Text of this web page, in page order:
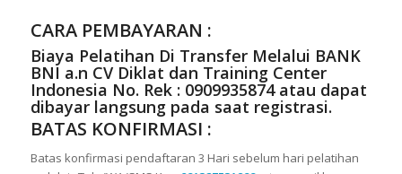
CARA PEMBAYARAN :
Biaya Pelatihan Di Transfer Melalui BANK
BNI a.n CV Diklat dan Training Center
Indonesia No. Rek : 0909935874atau dapat
dibayar langsung pada saat registrasi.
BATAS KONFIRMASI :
Batas konfirmasi pendaftaran 3 Hari sebelum hari pelatihan